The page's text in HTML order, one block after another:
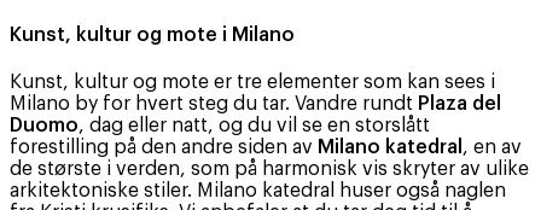
Kunst, kultur og mote i Milano
Kunst, kultur og mote er tre elementer som kan sees i
Milano by for hvert steg du tar. Vandre rundt Plaza del
Duomo, dag eller natt, og du vil se en storslått
forestilling på den andre siden av Milano katedral , en av
de største i verden, som på harmonisk vis skryter av ulike
arkitektoniske stiler. Milano katedral huser også naglen